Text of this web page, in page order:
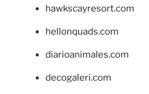
hawkscayresort.com
hellonquads.com
diarioanimales.com
decogaleri.com